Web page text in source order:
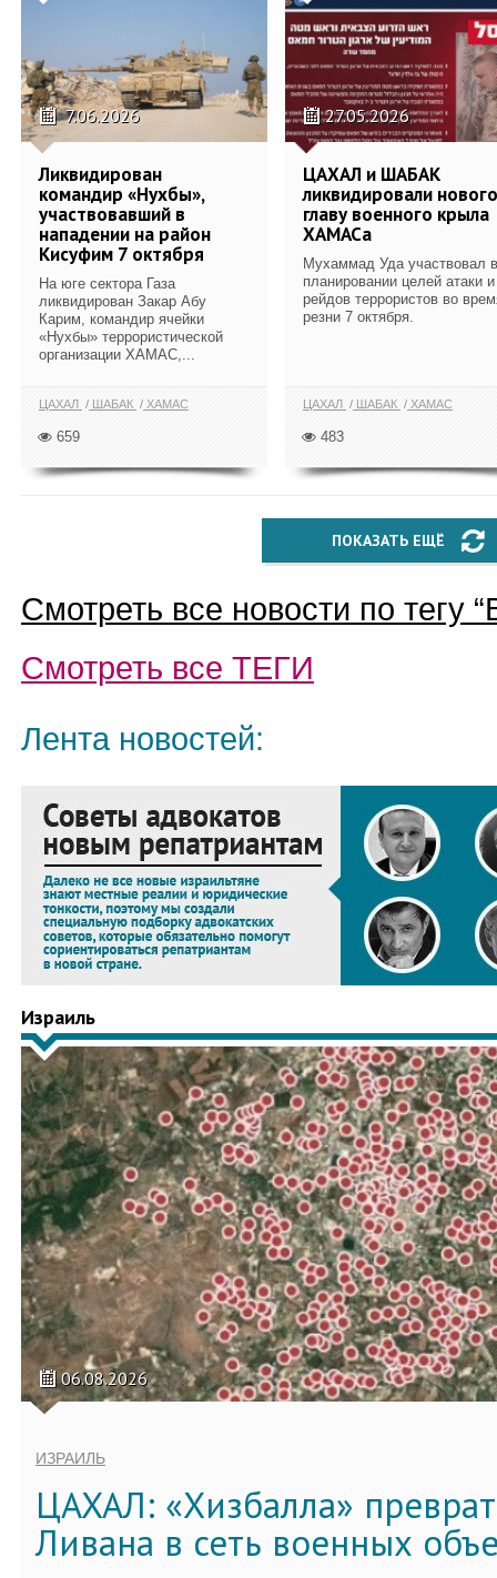
7.06.2026
Ликвидирован
командир «Нухбы»,
участвовавший в
нападении на район
Кисуфим 7 октября
На юге сектора Газа
ликвидирован Закар Абу
Карим, командир ячейки
«Нухбы» террористической
организации ХАМАС,...
ЦАХАЛ ШАБАК ХАМАС
659
27.05.2026
ЦАХАЛ и ШАБАК
ликвидировали нового
главу военного крыла
ХАМАСа
Мухаммад Уда участвовал в
планировании целей атаки и
рейдов террористов во
резни 7 октября.
ЦАХАЛ ШАБАК ХАМАС
483
ПОКАЗАТЬ ЕЩЁ
Смотреть все новости по тегу “
Смотреть все ТЕГИ
Лента новостей:
Израиль
06.08.2026
ИЗРАИЛЬ
ЦАХАЛ: «Хизбалла»
Ливана в сеть военных